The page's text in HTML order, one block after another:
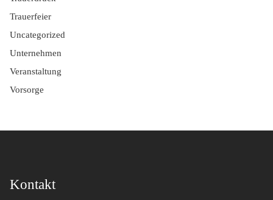
Trauerfeier
Uncategorized
Unternehmen
Veranstaltung
Vorsorge
Kontakt